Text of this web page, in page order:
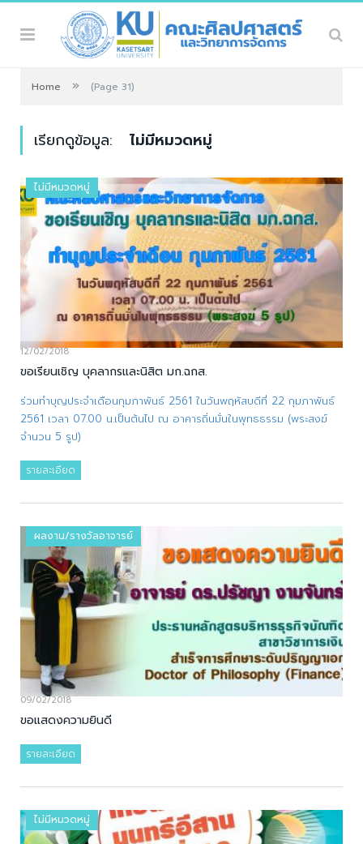
Home » (Page 31)
เรียกดูข้อมูล: ไม่มีหมวดหมู่
ไม่มีหมวดหมู่
12/02/2018
ขอเรียนเชิญ บุคลากรและนิสิต มก.ฉกส.
ร่วมทำบุญประจำเดือนกุมภาพันธ์ 2561 ในวันพฤหัสบดีที่ 22 กุมภาพันธ์
2561 เวลา 07.00 น.เป็นต้นไป ณ อาคารถิ่นมั่นในพุทธธรรม (พระสงฆ์
จำนวน 5 รูป)
รายละเอียด
ผลงาน/รางวัลอาจารย์
09/02/2018
ขอแสดงความยินดี
รายละเอียด
ไม่มีหมวดหมู่